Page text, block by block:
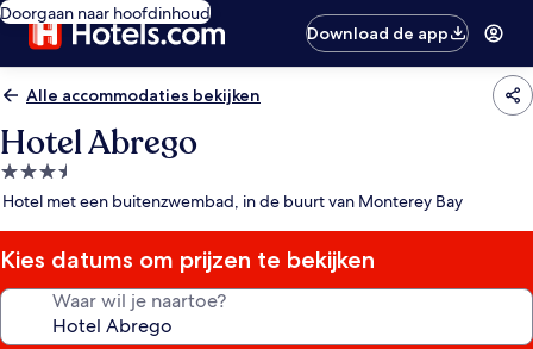
Doorgaan naar hoofdinhoud
Download de app
Alle accommodaties bekijken
Hotel Abrego
3.5-
sterrenaccommodatie
Hotel met een buitenzwembad, in de buurt van Monterey Bay
Kies datums om prijzen te bekijken
Waar wil je naartoe?